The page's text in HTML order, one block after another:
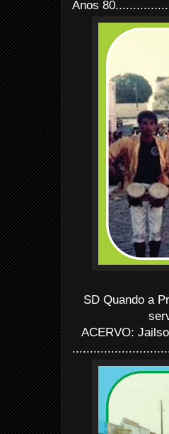
Anos
SD Quando a
ACERVO: